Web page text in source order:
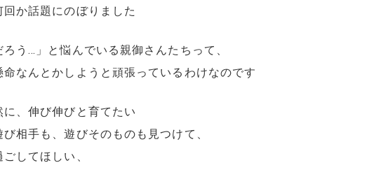
か話題にのぼりました
う…」と悩んでいる親御さんたちって、
なんとかしようと頑張っているわけなのです
、伸び伸びと育てたい
相手も、遊びそのものも見つけて、
してほしい、